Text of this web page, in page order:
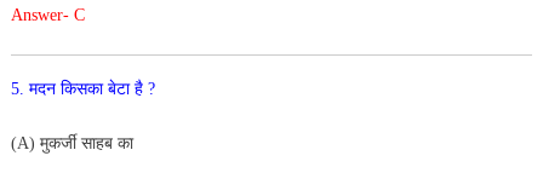
Answer- C
5. मदन किसका बेटा है ?
(A) मुकर्जी साहब का